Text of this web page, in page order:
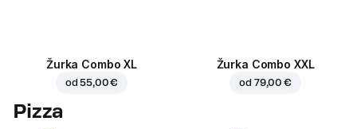
Žurka Combo XL
od55,00 €
Žurka Combo XXL
od 79,00 €
Pizza